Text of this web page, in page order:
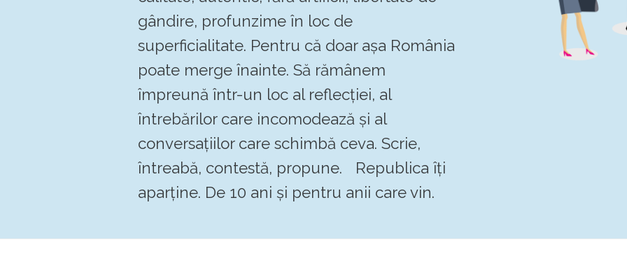
gândire, profunzime în loc de
superficialitate. Pentru că doar așa România
poate merge înainte. Să rămânem
împreună într-un loc al reflecției, al
întrebărilor care incomodează și al
conversațiilor care schimbă ceva. Scrie,
întreabă, contestă, propune. Republica îți
aparține. De 10 ani și pentru anii care vin.